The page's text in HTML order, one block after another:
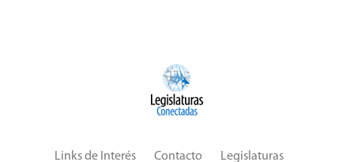
Links de Interés Contacto Legislaturas